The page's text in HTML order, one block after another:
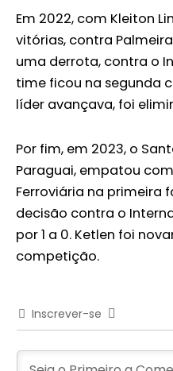
Em 2022, com Kleiton
vitórias, contra
uma derrota, contra o
time ficou na segunda
líder avançava, foi
Por fim, em 2023, o
Paraguai, empatou
Ferroviária na primeira
decisão contra o
por 1 a 0. Ketlen foi
competição.
Inscrever-se